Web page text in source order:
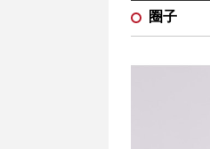
[动物]
圈子